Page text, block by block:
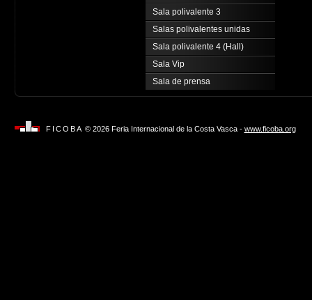
Sala polivalente 3
Salas polivalentes unidas
Sala polivalente 4 (Hall)
Sala Vip
Sala de prensa
FICOBA © 2026 Feria Internacional de la Costa Vasca - www.ficoba.org